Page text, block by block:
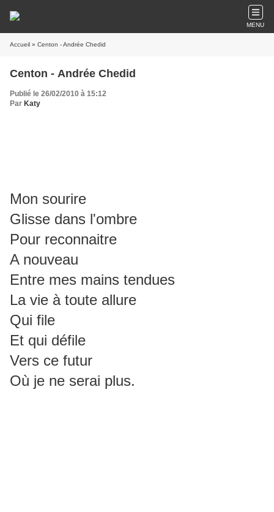
MENU
Accueil » Centon - Andrée Chedid
Centon - Andrée Chedid
Publié le 26/02/2010 à 15:12
Par Katy
Mon sourire
Glisse dans l'ombre
Pour reconnaitre
A nouveau
Entre mes mains tendues
La vie à toute allure
Qui file
Et qui défile
Vers ce futur
Où je ne serai plus.